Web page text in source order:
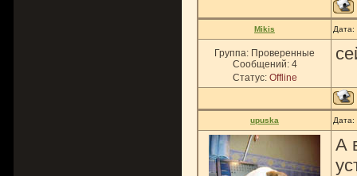
Mikis Дата:
Группа: Проверенные
Сообщений: 4
Статус: Offline
upuska Дата:
А